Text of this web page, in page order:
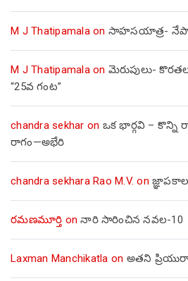
M J Thatipamalaon సాహసయాత్ర-
M J Thatipamalaon మెరుపులు-
“25వ గంట”
chandra sekhar on ఒక భార్గవి –
రాగం—అభేరి
chandra sekhara Rao M.V. on
రమణమూర్తి onనారి సారించిన నవల-10
Laxman Manchikatla on అతని